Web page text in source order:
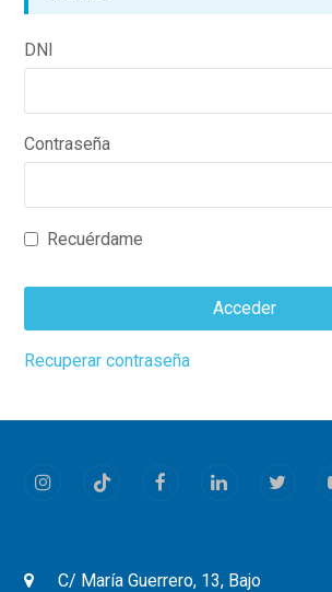
DNI
Contraseña
Recuérdame
Acceder
This
should
left
Recuperar contraseña
InstagramTiktok FacebookLinkedIn
C/ María Guerrero, 13, Bajo